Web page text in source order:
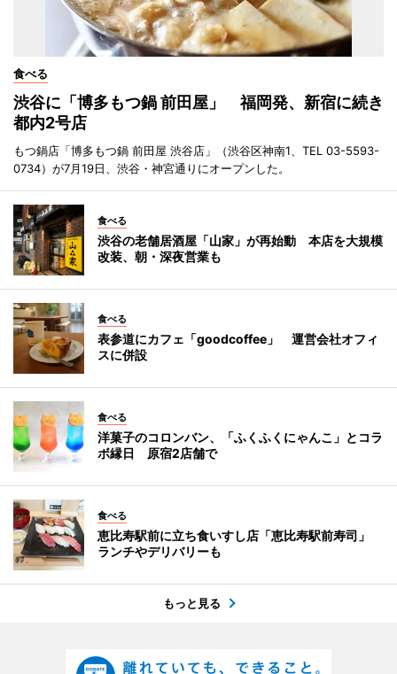
食べる
渋谷に「博多もつ鍋 前田屋」 福岡発、新宿に続き
都内2号店
もつ鍋店「博多もつ鍋 前田屋 渋谷店」（渋谷区神南1、TEL 03-5593-
0734）が7月19日、渋谷・神宮通りにオープンした。
食べる
渋谷の老舗居酒屋「山家」が再始動 本店を大規模
改装、朝・深夜営業も
食べる
表参道にカフェ「goodcoffee」 運営会社オフィ
スに併設
食べる
洋菓子のコロンバン、「ふくふくにゃんこ」とコラ
ボ縁日 原宿2店舗で
食べる
恵比寿駅前に立ち食いすし店「恵比寿駅前寿司」
ランチやデリバリーも
もっと見る